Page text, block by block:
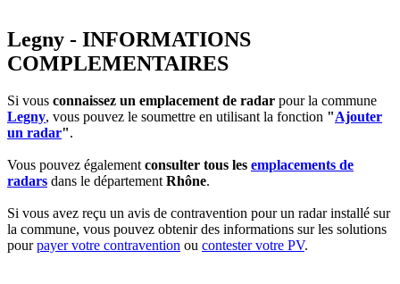
Legny - INFORMATIONS
COMPLEMENTAIRES
Si vous connaissez un emplacement de radar pour la commune
Legny, vous pouvez le soumettre en utilisant la fonction "Ajouter
un radar".
Vous pouvez égalementconsulter tous les emplacements de
radars dans le départementRhône.
Si vous avez reçu un avis de contravention pour un radar installé sur
la commune, vous pouvez obtenir des informations sur les solutions
pourpayer votre contravention ou contester votre PV.